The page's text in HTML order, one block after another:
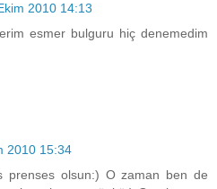
2010 14:13
esmer bulguru hiç denemedim
2010 15:34
prenses olsun:) O zaman ben de